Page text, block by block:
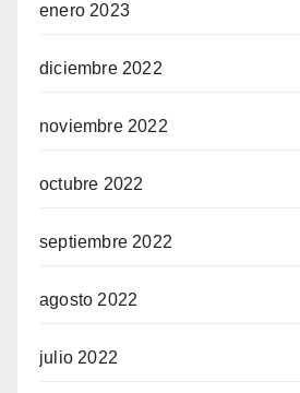
enero 2023
diciembre 2022
noviembre 2022
octubre 2022
septiembre 2022
agosto 2022
julio 2022